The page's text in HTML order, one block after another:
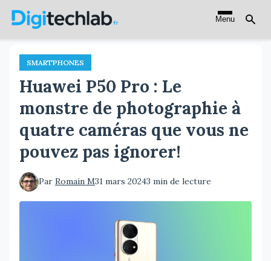
Aller
principal
Menu
SMARTPHONES
Huawei P50 Pro : Le
monstre de photographie à
quatre caméras que vous ne
pouvez pas ignorer!
Par Romain M31 mars 20243 min de lecture